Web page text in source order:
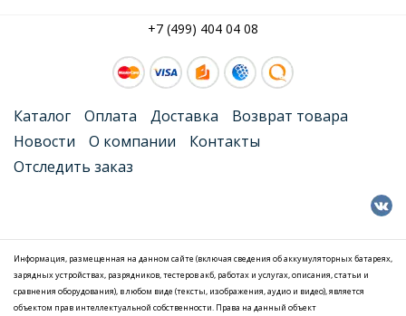
+7 (499) 404 04 08
Каталог Оплата Доставка
Возврат товара
Новости
О компании
Контакты
Отследить заказ
Информация, размещенная на данном сайте (включая сведения об аккумуляторных батареях,
зарядных устройствах, разрядников, тестеров акб, работах и услугах, описания, статьи и
сравнения оборудования), в любом виде (тексты, изображения, аудио и видео), является
объектом прав интеллектуальной собственности. Права на данный объект